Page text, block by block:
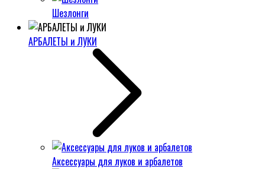
Шезлонги
АРБАЛЕТЫ и ЛУКИ
Аксессуары для луков и арбалетов